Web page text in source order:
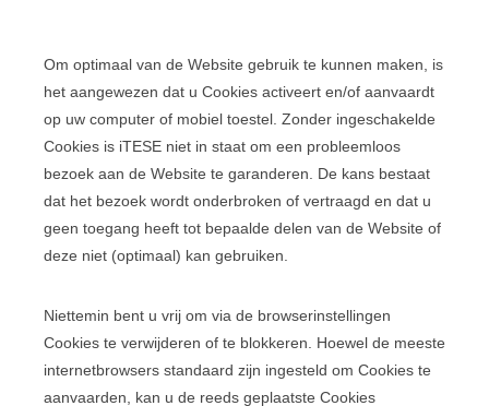
Om optimaal van de Website gebruik te kunnen maken, is
het aangewezen dat u Cookies activeert en/of aanvaardt
op uw computer of mobiel toestel. Zonder ingeschakelde
Cookies is iTESE niet in staat om een probleemloos
bezoek aan de Website te garanderen. De kans bestaat
dat het bezoek wordt onderbroken of vertraagd en dat u
geen toegang heeft tot bepaalde delen van de Website of
deze niet (optimaal) kan gebruiken.
Niettemin bent u vrij om via de browserinstellingen
Cookies te verwijderen of te blokkeren. Hoewel de meeste
internetbrowsers standaard zijn ingesteld om Cookies te
aanvaarden, kan u de reeds geplaatste Cookies